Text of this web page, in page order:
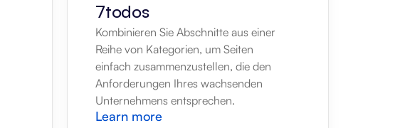
7todos
Kombinieren Sie Abschnitte aus einer
Reihe von Kategorien, um Seiten
einfach zusammenzustellen, die den
Anforderungen Ihres wachsenden
Unternehmens entsprechen.
Learn more